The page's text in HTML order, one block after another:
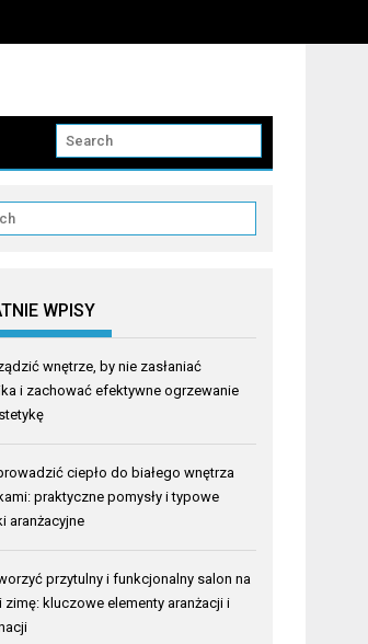
WPISY
wnętrze, by nie zasłaniać
i zachować efektywne ogrzewanie
ciepło do białego wnętrza
praktyczne pomysły i typowe
aranżacyjne
przytulny i funkcjonalny salon na
zimę: kluczowe elementy aranżacji i